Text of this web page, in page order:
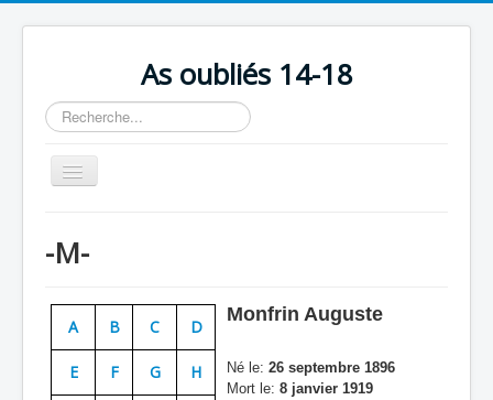
As oubliés 14-18
Rechercher
Basculer
la
Chronologie
Escadrilles
Organisation
Avions
-M-
A B C D
E F G H
Monfrin Auguste
Né le: 26 septembre 1896
Mort le: 8 janvier 1919